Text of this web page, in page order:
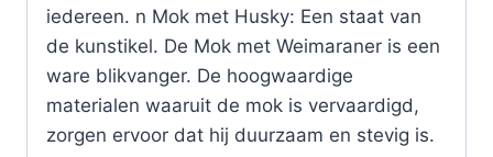
iedereen. n Mok met Husky: Een staat van
de kunstikel. De Mok met Weimaraner is een
ware blikvanger. De hoogwaardige
materialen waaruit de mok is vervaardigd,
zorgen ervoor dat hij duurzaam en stevig is.